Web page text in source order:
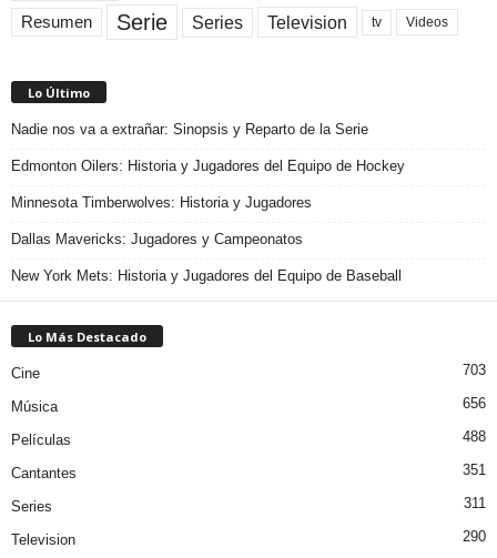
Resumen Serie Series Television tv Videos
Lo Último
Nadie nos va a extrañar: Sinopsis y Reparto de la Serie
Edmonton Oilers: Historia y Jugadores del Equipo de Hockey
Minnesota Timberwolves: Historia y Jugadores
Dallas Mavericks: Jugadores y Campeonatos
New York Mets: Historia y Jugadores del Equipo de Baseball
Lo Más Destacado
Cine 703
Música 656
Películas 488
Cantantes 351
Series 311
Television 290